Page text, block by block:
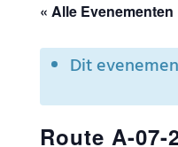
« Alle Evenementen
Dit
Route A-07-